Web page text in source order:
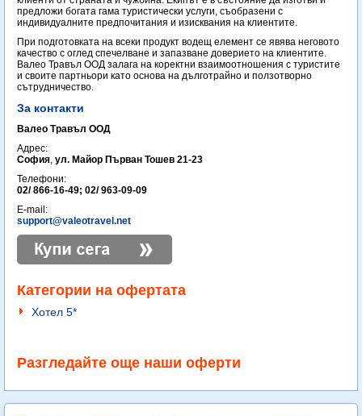
предложи богата гама туристически услуги, съобразени с
индивидуалните предпочитания и изисквания на клиентите.
При подготовката на всеки продукт водещ елемент се явява неговото
качество с оглед спечелване и запазване доверието на клиентите.
Валео Травъл ООД залага на коректни взаимоотношения с туристите
и своите партньори като основа на дълготрайно и ползотворно
сътрудничество.
За контакти
Валео Травъл ООД
Адрес:
София, ул. Майор Първан Тошев 21-23
Телефони:
02/ 866-16-49; 02/ 963-09-09
E-mail:
support@valeotravel.net
Категории на офертата
Хотел 5*
Разгледайте още наши оферти